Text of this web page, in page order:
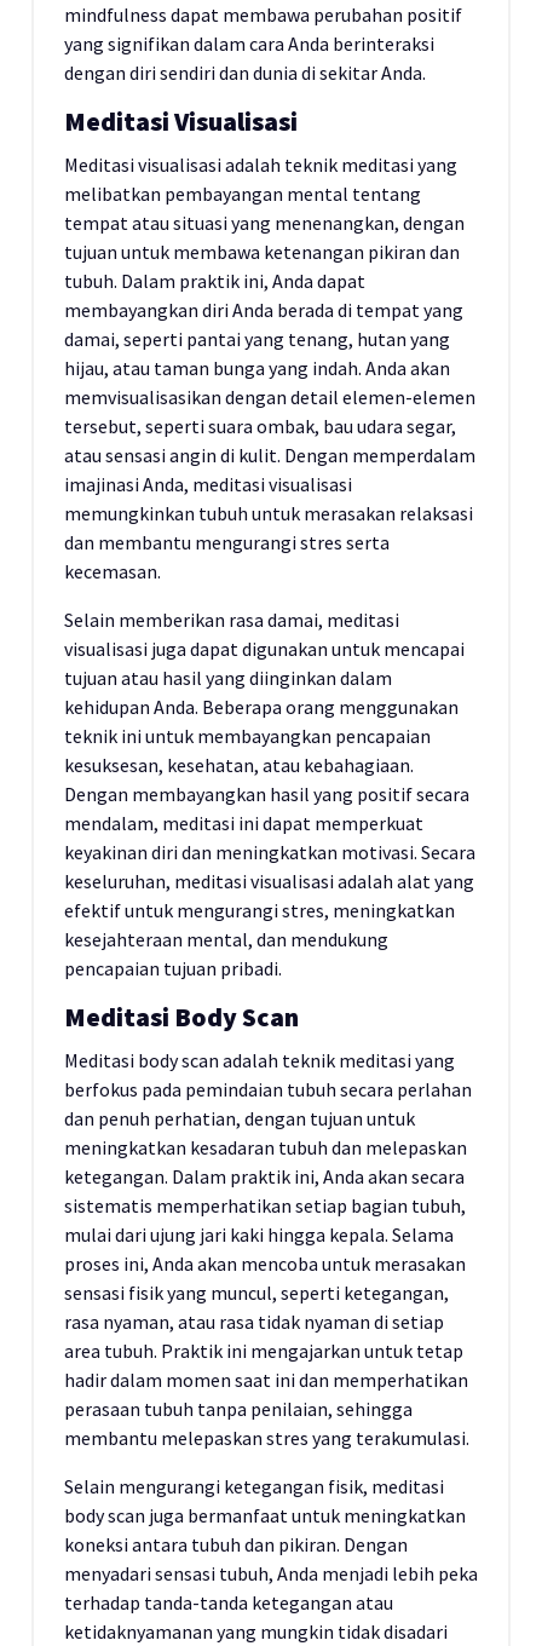
mindfulness dapat membawa perubahan positif
yang signifikan dalam cara Anda berinteraksi
dengan diri sendiri dan dunia di sekitar Anda.
Meditasi Visualisasi
Meditasi visualisasi adalah teknik meditasi yang
melibatkan pembayangan mental tentang
tempat atau situasi yang menenangkan, dengan
tujuan untuk membawa ketenangan pikiran dan
tubuh. Dalam praktik ini, Anda dapat
membayangkan diri Anda berada di tempat yang
damai, seperti pantai yang tenang, hutan yang
hijau, atau taman bunga yang indah. Anda akan
memvisualisasikan dengan detail elemen-elemen
tersebut, seperti suara ombak, bau udara segar,
atau sensasi angin di kulit. Dengan memperdalam
imajinasi Anda, meditasi visualisasi
memungkinkan tubuh untuk merasakan relaksasi
dan membantu mengurangi stres serta
kecemasan.
Selain memberikan rasa damai, meditasi
visualisasi juga dapat digunakan untuk mencapai
tujuan atau hasil yang diinginkan dalam
kehidupan Anda. Beberapa orang menggunakan
teknik ini untuk membayangkan pencapaian
kesuksesan, kesehatan, atau kebahagiaan.
Dengan membayangkan hasil yang positif secara
mendalam, meditasi ini dapat memperkuat
keyakinan diri dan meningkatkan motivasi. Secara
keseluruhan, meditasi visualisasi adalah alat yang
efektif untuk mengurangi stres, meningkatkan
kesejahteraan mental, dan mendukung
pencapaian tujuan pribadi.
Meditasi Body Scan
Meditasi body scan adalah teknik meditasi yang
berfokus pada pemindaian tubuh secara perlahan
dan penuh perhatian, dengan tujuan untuk
meningkatkan kesadaran tubuh dan melepaskan
ketegangan. Dalam praktik ini, Anda akan secara
sistematis memperhatikan setiap bagian tubuh,
mulai dari ujung jari kaki hingga kepala. Selama
proses ini, Anda akan mencoba untuk merasakan
sensasi fisik yang muncul, seperti ketegangan,
rasa nyaman, atau rasa tidak nyaman di setiap
area tubuh. Praktik ini mengajarkan untuk tetap
hadir dalam momen saat ini dan memperhatikan
perasaan tubuh tanpa penilaian, sehingga
membantu melepaskan stres yang terakumulasi.
Selain mengurangi ketegangan fisik, meditasi
body scan juga bermanfaat untuk meningkatkan
koneksi antara tubuh dan pikiran. Dengan
menyadari sensasi tubuh, Anda menjadi lebih peka
terhadap tanda-tanda ketegangan atau
ketidaknyamanan yang mungkin tidak disadari